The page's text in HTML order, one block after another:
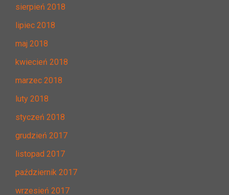
sierpień 2018
lipiec 2018
maj 2018
kwiecień 2018
marzec 2018
luty 2018
styczeń 2018
grudzień 2017
listopad 2017
październik 2017
wrzesień 2017